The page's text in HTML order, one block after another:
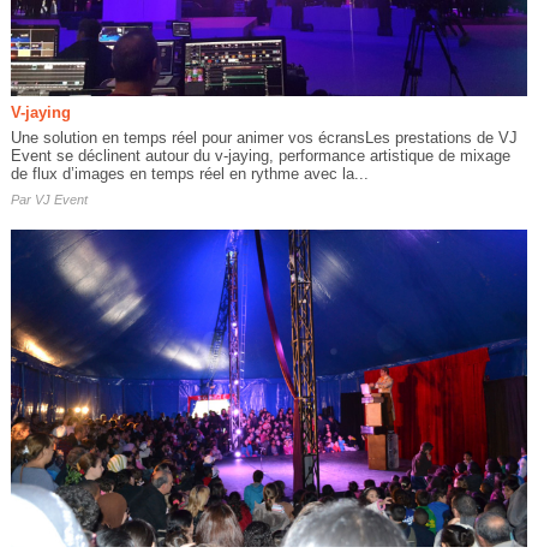
V-jaying
Une solution en temps réel pour animer vos écransLes prestations de VJ
Event se déclinent autour du v-jaying, performance artistique de mixage
de flux d’images en temps réel en rythme avec la...
Par VJ Event